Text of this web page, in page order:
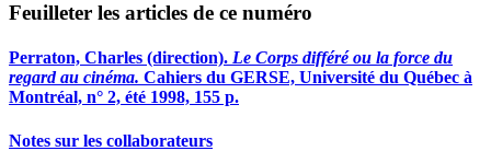
Feuilleter les articles de ce numéro
Perraton, Charles (direction). Le Corps différé ou la force du
regard au cinéma. Cahiers du GERSE, Université du Québec à
Montréal, n° 2, été 1998, 155 p.
Notes sur les collaborateurs